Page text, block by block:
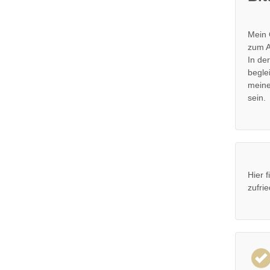
Mein
zum
In
sein.
Hier